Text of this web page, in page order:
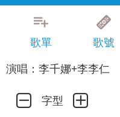
歌單 歌號
演唱：李千娜+李李仁
字型